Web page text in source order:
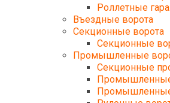
Роллетные
Въездные ворота
Секционные ворота
Секционные
Промышленные
Секционные
Промышленные